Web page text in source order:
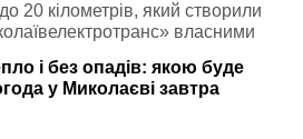
20 кілометрів, який створили
власними
і без опадів: якою буде
у Миколаєві завтра